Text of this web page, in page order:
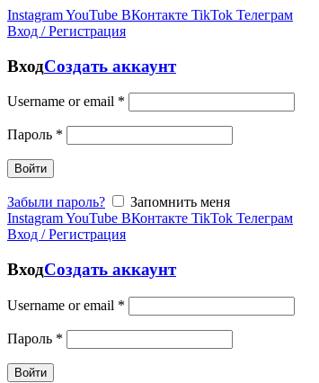
InstagramYouTube ВКонтакте TikTok Телеграм
Вход / Регистрация
ВходСоздать аккаунт
Username or email *
Пароль *
Войти
Забыли пароль?
Запомнить меня
InstagramYouTube ВКонтакте TikTok Телеграм
Вход / Регистрация
ВходСоздать аккаунт
Username or email *
Пароль *
Войти